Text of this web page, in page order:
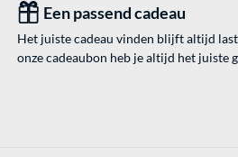
Een passend cadeau
Het juiste cadeau vinden blijft altijd
onze cadeaubon heb je altijd het juiste